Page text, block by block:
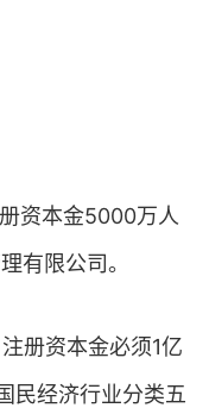
资本金5000万人
有限公司。
册资本金必须1亿
民经济行业分类五